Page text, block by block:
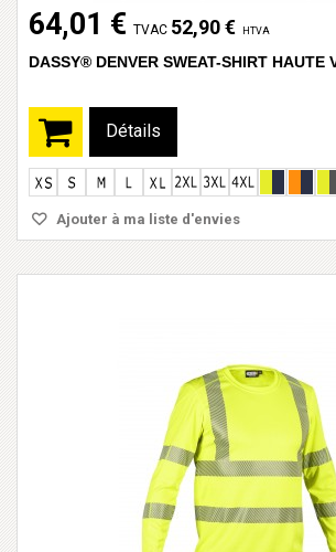
64,01 € TVAC 52,90 € HTVA
DASSY® DENVER SWEAT-SHIRT HAUTE
Détails
Ajouter à ma liste d'envies